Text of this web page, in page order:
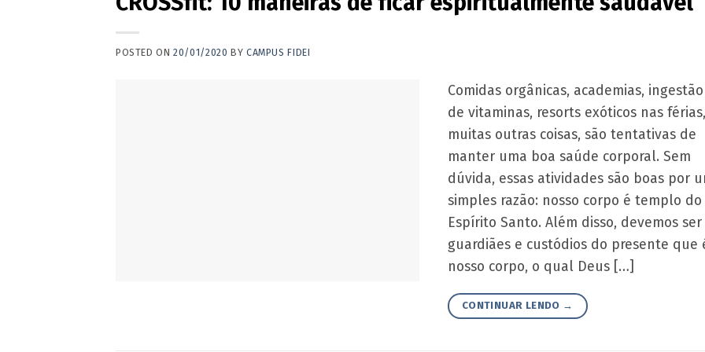
POSTED ON20/01/2020 BY CAMPUS FIDEI
Comidas orgânicas, academias, ingestão
de vitaminas, resorts exóticos nas
muitas outras coisas, são tentativas de
manter uma boa saúde corporal. Sem
dúvida, essas atividades são boas por
simples razão: nosso corpo é templo do
Espírito Santo. Além disso, devemos ser
guardiães e custódios do presente que
nosso corpo, o qual Deus […]
CONTINUAR LENDO →